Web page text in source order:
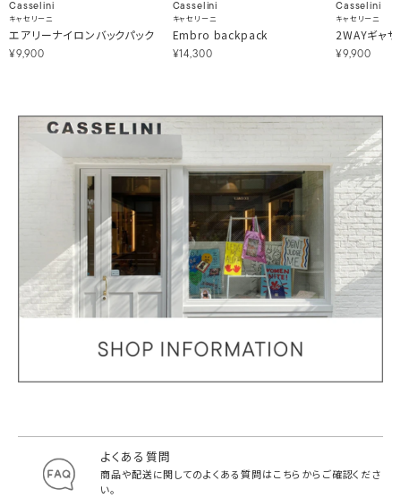
Casselini
キャセリーニ
エアリーナイロンバックパック
¥9,900
Casselini
キャセリーニ
Embro backpack
¥14,300
Casselini
キャセリーニ
2WAYギャ
¥9,900
よくある質問
商品や配送に関してのよくある質問はこちらからご確認くださ
い。